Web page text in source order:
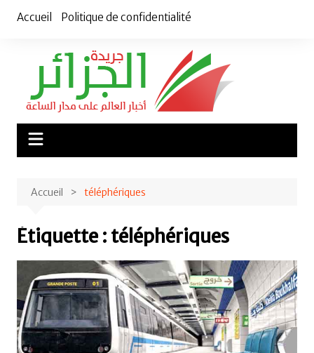
Accueil Politique de confidentialité
Accueil téléphériques
Étiquette : téléphériques